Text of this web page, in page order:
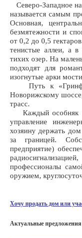
Северо-Западное
называется самым
Основная,
безмятежности и
от 0,2 до 0,5
тенистые аллеи, а в
тихих озер. На
подходят для
изогнутые арки
Путь к
Новорижскому
трасс.
Каждый особняк
управление
хозяину держать
за границей.
предприятие)
профессионалы
оружием,
Хочу продать дом или
Актуальные предложения